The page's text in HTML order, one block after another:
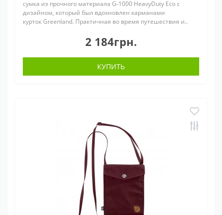
сумка из прочного материала G-1000 HeavyDuty Eco с
дизайном, который был вдохновлен карманами
курток Greenland. Практичная во время путешествия и..
2 184грн.
КУПИТЬ